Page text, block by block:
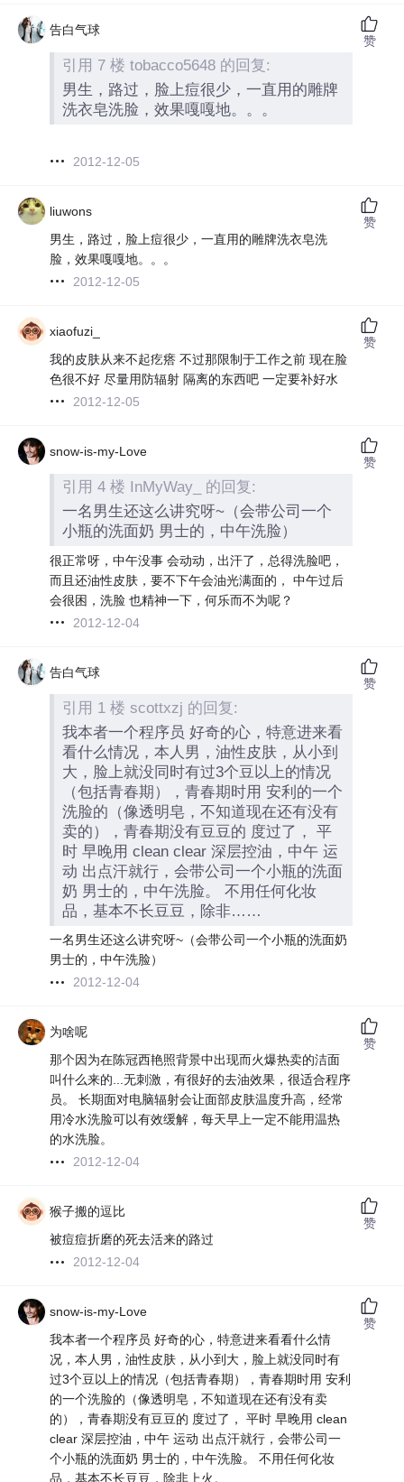
告白气球
引用 7 楼 tobacco5648 的回复:
男生，路过，脸上痘很少，一直用的雕牌
洗衣皂洗脸，效果嘎嘎地。。。
2012-12-05
赞
liuwons
男生，路过，脸上痘很少，一直用的雕牌洗衣皂洗
脸，效果嘎嘎地。。。
2012-12-05
赞
xiaofuzi_
我的皮肤从来不起疙瘩 不过那限制于工作之前 现在脸
色很不好 尽量用防辐射 隔离的东西吧 一定要补好水
2012-12-05
赞
snow-is-my-Love
引用 4 楼 InMyWay_ 的回复:
一名男生还这么讲究呀~（会带公司一个
小瓶的洗面奶 男士的，中午洗脸）
很正常呀，中午没事 会动动，出汗了，总得洗脸吧，
而且还油性皮肤，要不下午会油光满面的， 中午过后
会很困，洗脸 也精神一下，何乐而不为呢？
2012-12-04
赞
告白气球
引用 1 楼 scottxzj 的回复:
我本者一个程序员 好奇的心，特意进来看
看什么情况，本人男，油性皮肤，从小到
大，脸上就没同时有过3个豆以上的情况
（包括青春期），青春期时用 安利的一个
洗脸的（像透明皂，不知道现在还有没有
卖的），青春期没有豆豆的 度过了， 平
时 早晚用 clean clear 深层控油，中午 运
动 出点汗就行，会带公司一个小瓶的洗面
奶 男士的，中午洗脸。 不用任何化妆
品，基本不长豆豆，除非……
一名男生还这么讲究呀~（会带公司一个小瓶的洗面奶
男士的，中午洗脸）
2012-12-04
赞
为啥呢
那个因为在陈冠西艳照背景中出现而火爆热卖的洁面
叫什么来的...无刺激，有很好的去油效果，很适合程序
员。 长期面对电脑辐射会让面部皮肤温度升高，经常
用冷水洗脸可以有效缓解，每天早上一定不能用温热
的水洗脸。
2012-12-04
赞
猴子搬的逗比
被痘痘折磨的死去活来的路过
2012-12-04
赞
snow-is-my-Love
我本者一个程序员 好奇的心，特意进来看看什么情
况，本人男，油性皮肤，从小到大，脸上就没同时有
过3个豆以上的情况（包括青春期），青春期时用 安利
的一个洗脸的（像透明皂，不知道现在还有没有卖
的），青春期没有豆豆的 度过了， 平时 早晚用 clean
clear 深层控油，中午 运动 出点汗就行，会带公司一
个小瓶的洗面奶 男士的，中午洗脸。 不用任何化妆
品，基本不长豆豆，除非上火。
赞